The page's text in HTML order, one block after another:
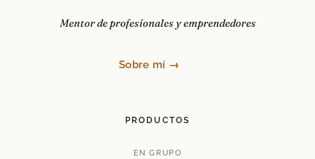
Mentor de profesionales y emprendedores
Sobre mí →
PRODUCTOS
EN GRUPO